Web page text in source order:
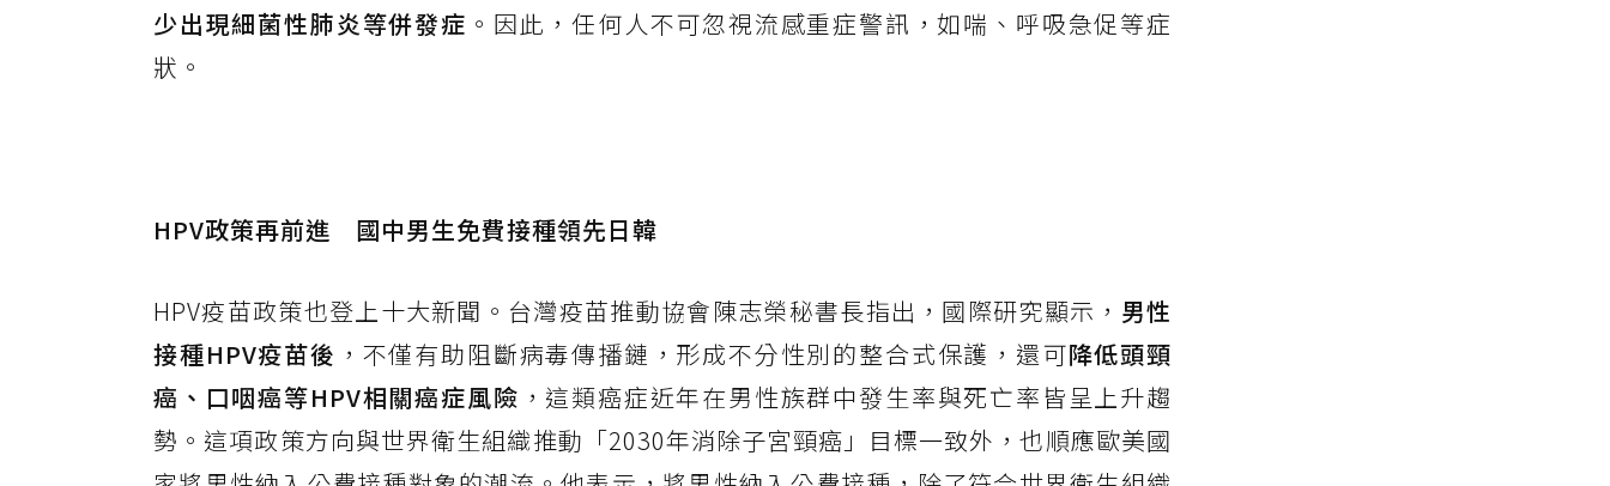
少出現細菌性肺炎等併發症 。因此，任何人不可忽視流感重症警訊，如喘、呼吸急促等症
狀。
HPV政策再前進 國中男生免費接種領先日韓
HPV疫苗政策也登上十大新聞。台灣疫苗推動協會陳志榮秘書長指出，國際研究顯示， 男性
接種HPV疫苗後 ，不僅有助阻斷病毒傳播鏈，形成不分性別的整合式保護，還可降低頭頸
癌、口咽癌等HPV相關癌症風險 ，這類癌症近年在男性族群中發生率與死亡率皆呈上升趨
勢。這項政策方向與世界衛生組織推動「2030年消除子宮頸癌」目標一致外，也順應歐美國